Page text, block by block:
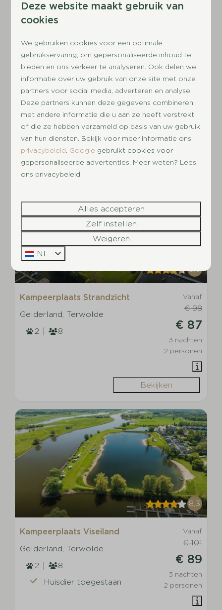
€ 78
3 nachten
2 personen
Kampeerplaats Camping 2
Gelderland, Terwolde
Bekijken
8,6
Vanaf
€ 98
€ 87
3 nachten
2 personen
Kampeerplaats Strandzicht
Gelderland, Terwolde
2
8
Bekijken
8,3
Vanaf
€ 101
€ 89
3 nachten
2 personen
Kampeerplaats Viseiland
Gelderland, Terwolde
2
8
Huisdier toegestaan
Deze website maakt gebruik van
cookies
We gebruiken cookies voor een optimale
gebruikservaring, om gepersonaliseerde inhoud te
bieden en ons verkeer te analyseren. Ook delen we
informatie over uw gebruik van onze site met onze
partners voor social media, adverteren en analyse.
Deze partners kunnen deze gegevens combineren
met andere informatie die u aan ze heeft verstrekt
of die ze hebben verzameld op basis van uw gebruik
van hun diensten. Bekijk voor meer informatie ons
privacybeleid Google gebruikt cookies voor
gepersonaliseerde advertenties. Meer weten? Lees
ons privacybeleid.
Alles accepteren
Zelf instellen
Weigeren
NL